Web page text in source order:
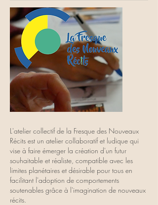
L'atelier collectif de la Fresque des Nouveaux
Récits est un atelier collaboratif et ludique qui
vise à faire émerger la création d'un futur
souhaitable et réaliste, compatible avec les
limites planétaires et désirable pour tous en
facilitant l'adoption de comportements
soutenables grâce à l'imagination de nouveaux
récits.